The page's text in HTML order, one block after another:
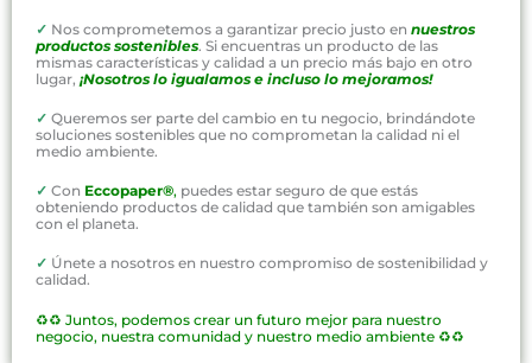
✓ Nos comprometemos a garantizar precio justo en nuestros
productos sostenibles. Si encuentras un producto de las
mismas características y calidad a un precio más bajo en otro
lugar, ¡Nosotros lo igualamos e incluso lo mejoramos!
✓ Queremos ser parte del cambio en tu negocio, brindándote
soluciones sostenibles que no comprometan la calidad ni el
medio ambiente.
✓ Con Eccopaper®, puedes estar seguro de que estás
obteniendo productos de calidad que también son amigables
con el planeta.
✓ Únete a nosotros en nuestro compromiso de sostenibilidad y
calidad.
♻️♻️ Juntos, podemos crear un futuro mejor para nuestro
negocio, nuestra comunidad y nuestro medio ambiente ♻️♻️